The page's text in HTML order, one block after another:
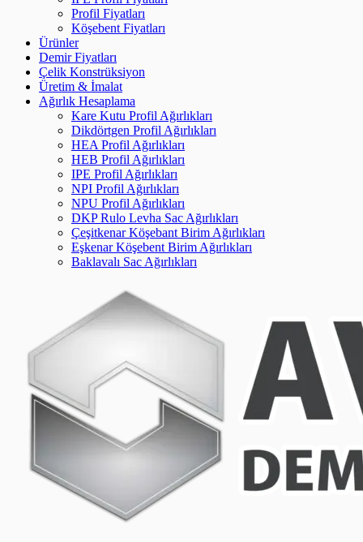
Profil Fiyatları
Köşebent Fiyatları
Ürünler
Demir Fiyatları
Çelik Konstrüksiyon
Üretim & İmalat
Ağırlık Hesaplama
Kare Kutu Profil Ağırlıkları
Dikdörtgen Profil Ağırlıkları
HEA Profil Ağırlıkları
HEB Profil Ağırlıkları
IPE Profil Ağırlıkları
NPI Profil Ağırlıkları
NPU Profil Ağırlıkları
DKP Rulo Levha Sac Ağırlıkları
Çeşitkenar Köşebant Birim Ağırlıkları
Eşkenar Köşebent Birim Ağırlıkları
Baklavalı Sac Ağırlıkları